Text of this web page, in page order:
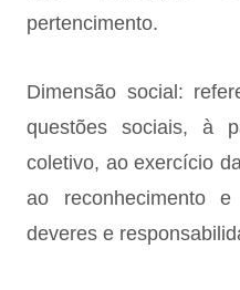
pertencimento.
Dimensão social:
questões sociais, à
coletivo, ao exercício
ao reconhecimento
deveres e